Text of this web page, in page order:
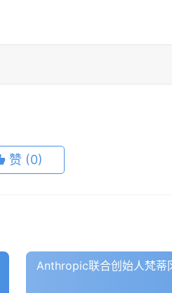
赞 (0)
Anthropic联合创始人梵蒂